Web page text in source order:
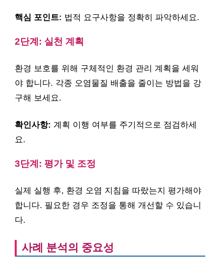
핵심 포인트: 법적 요구사항을 정확히 파악하세요.
2단계: 실천 계획
환경 보호를 위해 구체적인 환경 관리 계획을 세워
야 합니다. 각종 오염물질 배출을 줄이는 방법을 강
구해 보세요.
확인사항: 계획 이행 여부를 주기적으로 점검하세
요.
3단계: 평가 및 조정
실제 실행 후, 환경 오염 지침을 따랐는지 평가해야
합니다. 필요한 경우 조정을 통해 개선할 수 있습니
다.
사례 분석의 중요성